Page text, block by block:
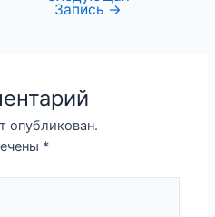
Запись →
опубликован.
*